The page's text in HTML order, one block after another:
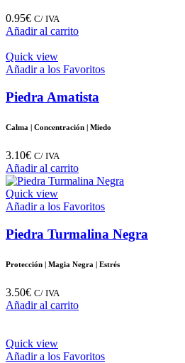
0.95€ C/ IVA
Añadir al carrito
Quick view
Añadir a los Favoritos
Piedra Amatista
Calma | Concentración | Miedo
3.10€ C/ IVA
Añadir al carrito
Quick view
Añadir a los Favoritos
Piedra Turmalina Negra
Protección | Magia Negra | Estrés
3.50€ C/ IVA
Añadir al carrito
Quick view
Añadir a los Favoritos